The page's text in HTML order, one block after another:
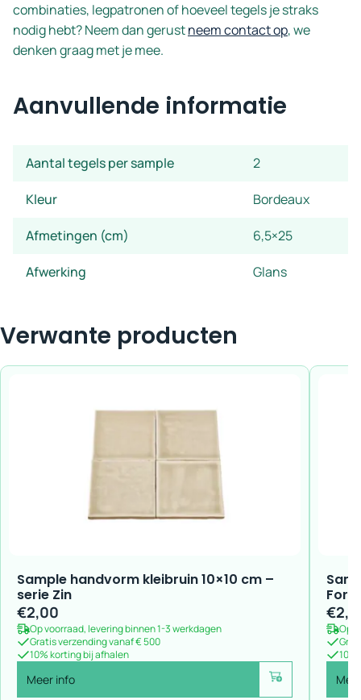
combinaties, legpatronen of hoeveel tegels je straks
nodig hebt? Neem dan gerustneem contact op, we
denken graag met je mee.
Aanvullende informatie
Aantal tegels per sample 2
Kleur Bordeaux
Afmetingen (cm) 6,5×25
Afwerking Glans
Verwante producten
Sample handvorm kleibruin 10×10 cm –
serie Zin
€2,00
Op voorraad, levering binnen 1-3 werkdagen
Gratis verzending vanaf € 500
10% korting bij afhalen
Meer info Voeg toe
€
Op